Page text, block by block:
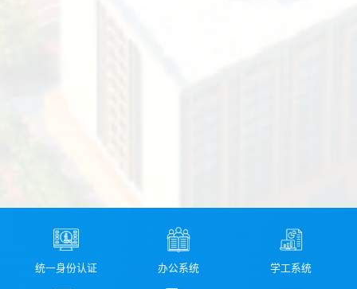
统一身份认证 办公系统 学工系统